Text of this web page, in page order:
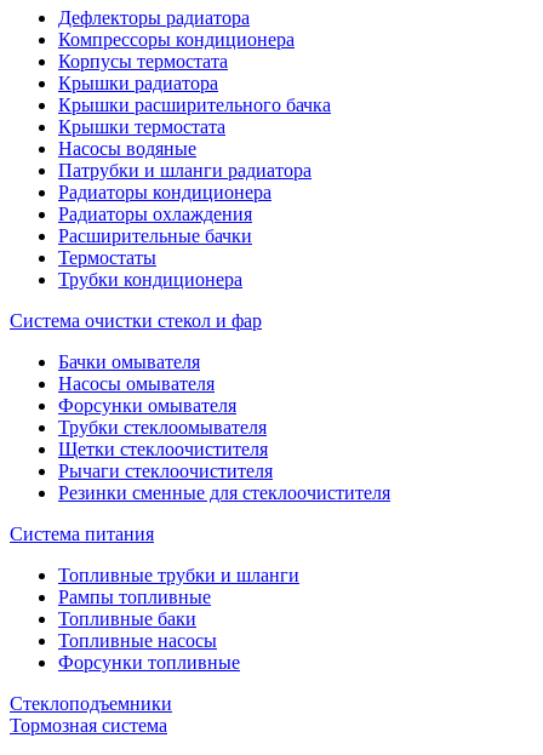
Дефлекторы радиатора
Компрессоры кондиционера
Корпусы термостата
Крышки радиатора
Крышки расширительного бачка
Крышки термостата
Насосы водяные
Патрубки и шланги радиатора
Радиаторы кондиционера
Радиаторы охлаждения
Расширительные бачки
Термостаты
Трубки кондиционера
Система очистки стекол и фар
Бачки омывателя
Насосы омывателя
Форсунки омывателя
Трубки стеклоомывателя
Щетки стеклоочистителя
Рычаги стеклоочистителя
Резинки сменные для стеклоочистителя
Система питания
Топливные трубки и шланги
Рампы топливные
Топливные баки
Топливные насосы
Форсунки топливные
Стеклоподъемники
Тормозная система